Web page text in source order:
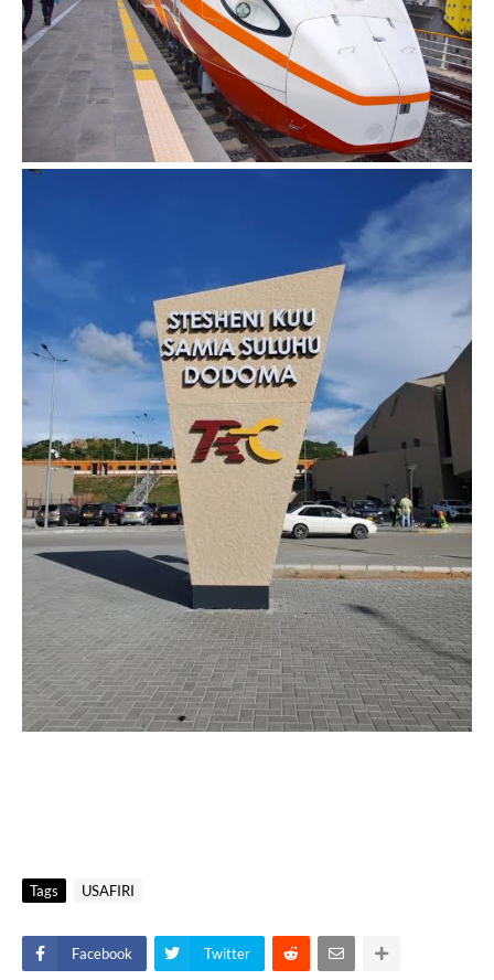
Tags USAFIRI
Facebook Twitter